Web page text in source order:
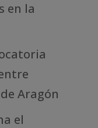
en la
Aragón
el